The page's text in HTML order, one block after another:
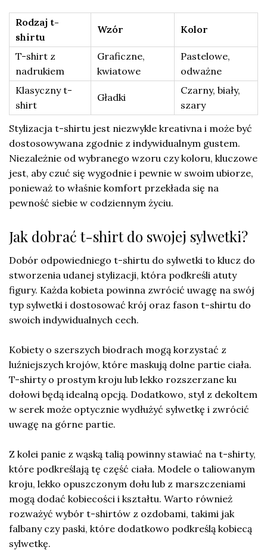
Rodzaj t-
shirtu
Wzór Kolor
T-shirt z
nadrukiem
Graficzne,
kwiatowe
Pastelowe,
odważne
Klasyczny t-
shirt
Gładki
Czarny, biały,
szary
Stylizacja t-shirtu jest niezwykle kreativna i może być
dostosowywana zgodnie z indywidualnym gustem.
Niezależnie od wybranego wzoru czy koloru, kluczowe
jest, aby czuć się wygodnie i pewnie w swoim ubiorze,
ponieważ to właśnie komfort przekłada się na
pewność siebie w codziennym życiu.
Jak dobrać t-shirt do swojej sylwetki?
Dobór odpowiedniego t-shirtu do sylwetki to klucz do
stworzenia udanej stylizacji, która podkreśli atuty
figury. Każda kobieta powinna zwrócić uwagę na swój
typ sylwetki i dostosować krój oraz fason t-shirtu do
swoich indywidualnych cech.
Kobiety o szerszych biodrach mogą korzystać z
luźniejszych krojów, które maskują dolne partie ciała.
T-shirty o prostym kroju lub lekko rozszerzane ku
dołowi będą idealną opcją. Dodatkowo, styl z dekoltem
w serek może optycznie wydłużyć sylwetkę i zwrócić
uwagę na górne partie.
Z kolei panie z wąską talią powinny stawiać na t-shirty,
które podkreślają tę część ciała. Modele o taliowanym
kroju, lekko opuszczonym dołu lub z marszczeniami
mogą dodać kobiecości i kształtu. Warto również
rozważyć wybór t-shirtów z ozdobami, takimi jak
falbany czy paski, które dodatkowo podkreślą kobiecą
sylwetkę.